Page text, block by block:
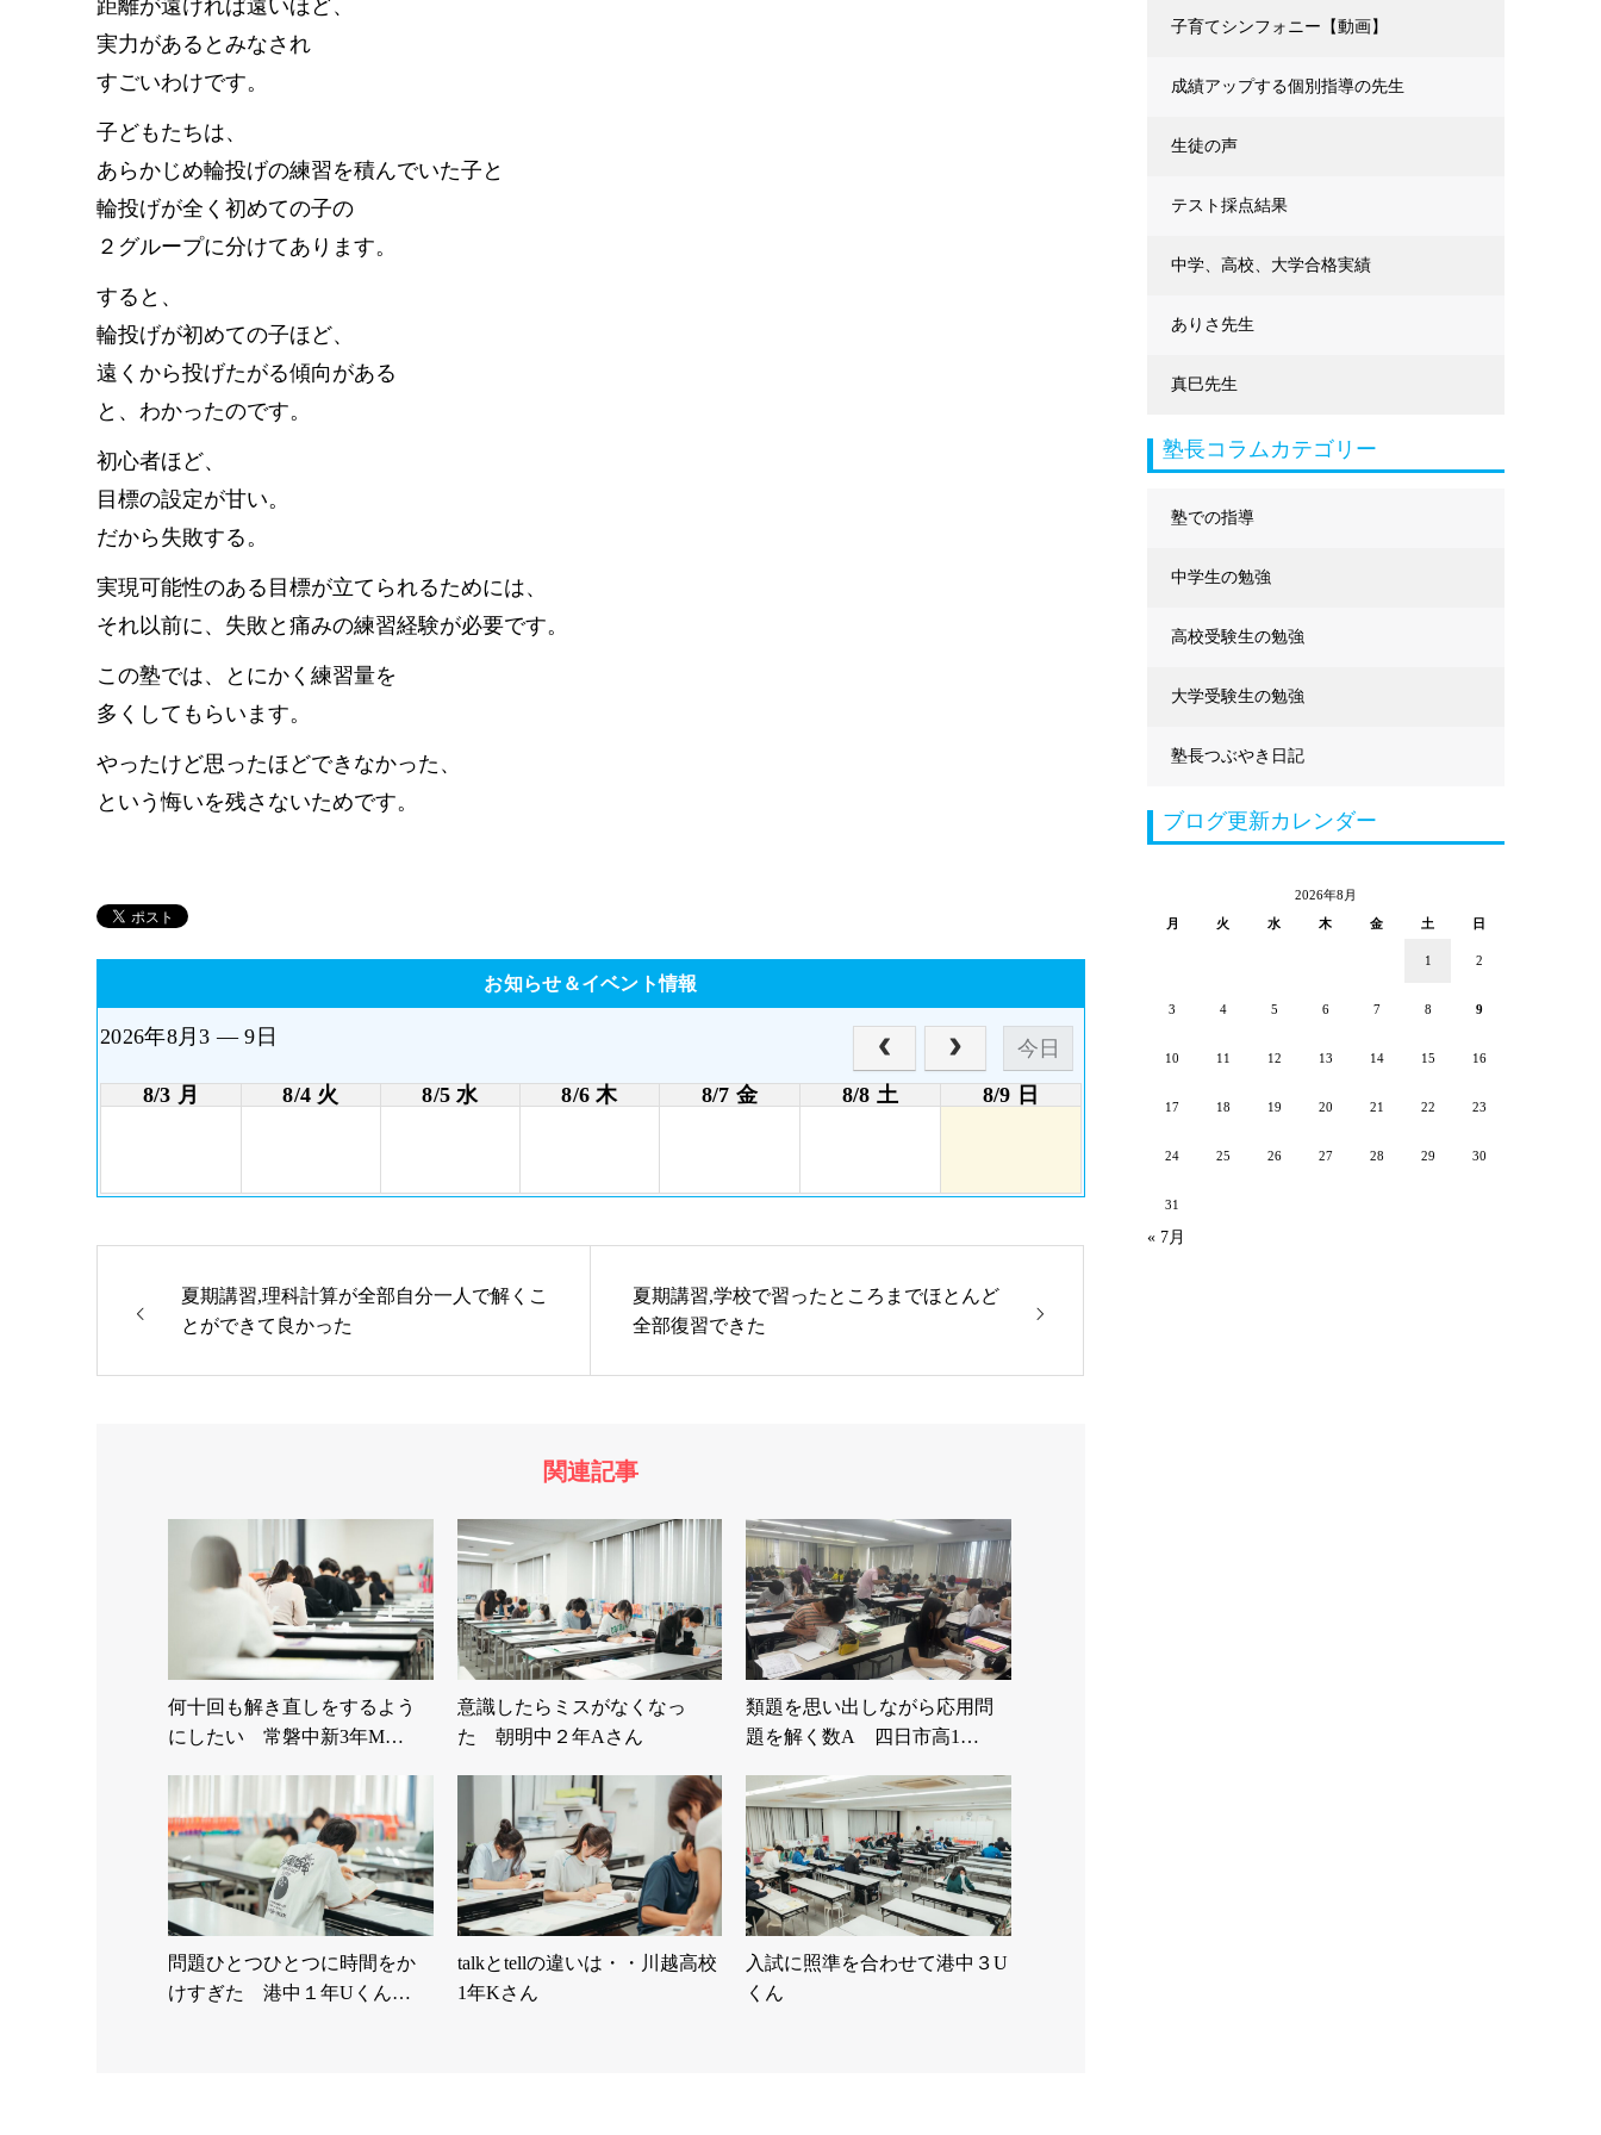
距離が遠ければ遠いほど、
実力があるとみなされ
すごいわけです。
子どもたちは、
あらかじめ輪投げの練習を積んでいた子と
輪投げが全く初めての子の
２グループに分けてあります。
すると、
輪投げが初めての子ほど、
遠くから投げたがる傾向がある
と、わかったのです。
初心者ほど、
目標の設定が甘い。
だから失敗する。
実現可能性のある目標が立てられるためには、
それ以前に、失敗と痛みの練習経験が必要です。
この塾では、とにかく練習量を
多くしてもらいます。
やったけど思ったほどできなかった、
という悔いを残さないためです。
お知らせ＆イベント情報
2026年8月3 — 9日
今日
8/3 月
8/4 火 8/5 水 8/6 木 8/7 金 8/8 土 8/9 日
夏期講習,理科計算が全部自分一人で解くこ
とができて良かった
夏期講習,学校で習ったところまでほとんど
全部復習できた
関連記事
何十回も解き直しをするよう
にしたい 常磐中新3年M…
意識したらミスがなくなっ
た 朝明中２年Aさん
類題を思い出しながら応用問
題を解く数A 四日市高1…
問題ひとつひとつに時間をか
けすぎた 港中１年Uくん…
talkとtellの違いは・・川越高校
1年Kさん
入試に照準を合わせて港中３U
くん
に強くなる
子育てシンフォニー【動画】
成績アップする個別指導の先生
生徒の声
テスト採点結果
中学、高校、大学合格実績
ありさ先生
真巳先生
塾長コラムカテゴリー
塾での指導
中学生の勉強
高校受験生の勉強
大学受験生の勉強
塾長つぶやき日記
ブログ更新カレンダー
2026年8月
月
火 水 木 金 土 日
1 2
3 4 5 6 7 8 9
10 11 12 13 14 15 16
17 18 19 20 21 22 23
24 25 26 27 28 29 30
31
« 7月